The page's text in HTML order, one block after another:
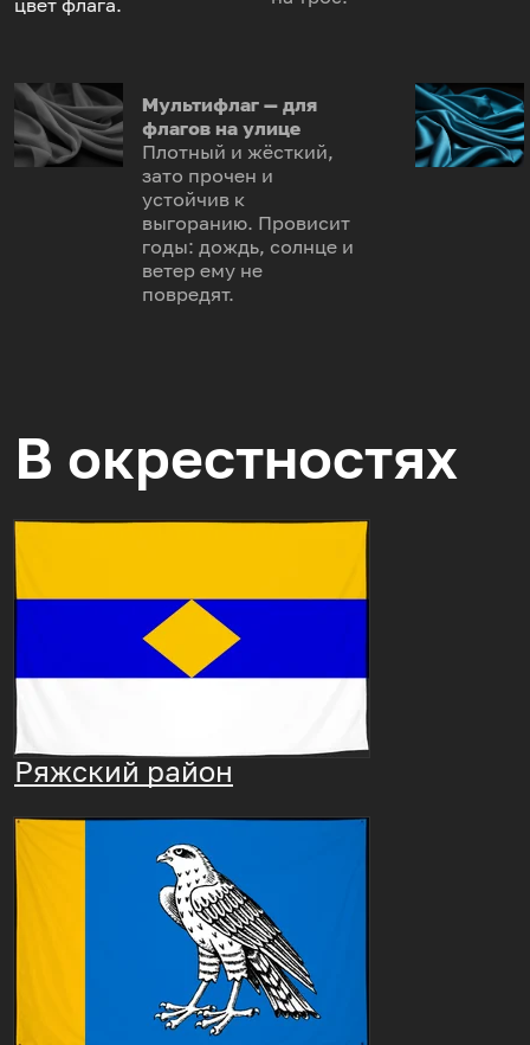
цвет флага.
Мультифлаг — для
флагов на улице
Плотный и жёсткий,
зато прочен и
устойчив к
выгоранию. Провисит
годы: дождь, солнце и
ветер ему не
повредят.
В окрестностях
Ряжский район